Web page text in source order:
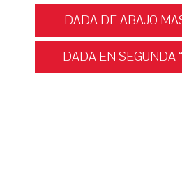
Navegación
DADA DE ABAJO
DADA EN SEGUNDA